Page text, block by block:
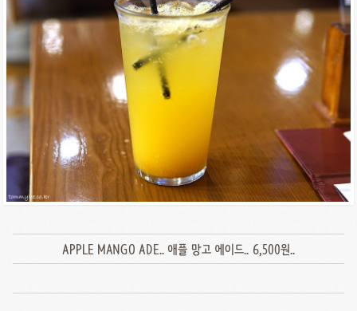
APPLE MANGO ADE.. 애플 망고 에이드.. 6,500원..